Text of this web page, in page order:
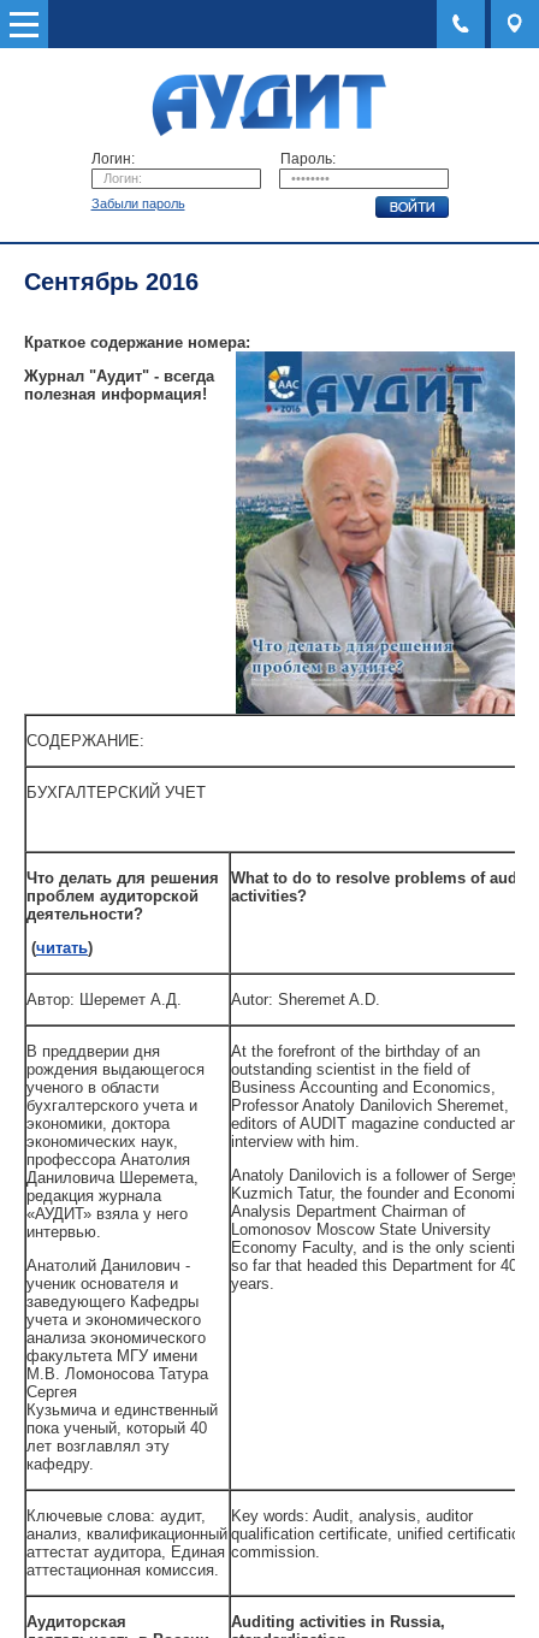
Логин: Пароль:
Забыли пароль
Сентябрь 2016
Краткое содержание номера:
Журнал "Аудит" - всегда
полезная информация!
СОДЕРЖАНИЕ:
БУХГАЛТЕРСКИЙ УЧЕТ
Что делать для решения
проблем аудиторской
деятельности?
(читать)
What to do to resolve problems of audit
activities?
Автор: Шеремет А.Д. Autor: Sheremet A.D.
В преддверии дня
рождения выдающегося
ученого в области
бухгалтерского учета и
экономики, доктора
экономических наук,
профессора Анатолия
Даниловича Шеремета,
редакция журнала
«АУДИТ» взяла у него
интервью.
Анатолий Данилович -
ученик основателя и
заведующего Кафедры
учета и экономического
анализа экономического
факультета МГУ имени
М.В. Ломоносова Татура
Сергея
Кузьмича и единственный
пока ученый, который 40
лет возглавлял эту
кафедру.
At the forefront of the birthday of an
outstanding scientist in the field of
Business Accounting and Economics,
Professor Anatoly Danilovich Sheremet,
editors of AUDIT magazine conducted an
interview with him.
Anatoly Danilovich is a follower of Sergey
Kuzmich Tatur, the founder and Economic
Analysis Department Chairman of
Lomonosov Moscow State University
Economy Faculty, and is the only scientist
so far that headed this Department for 40
years.
Ключевые слова: аудит,
анализ, квалификационный
аттестат аудитора, Единая
аттестационная комиссия.
Key words: Audit, analysis, auditor
qualification certificate, unified certification
commission.
Аудиторская
Auditing activities in Russia,